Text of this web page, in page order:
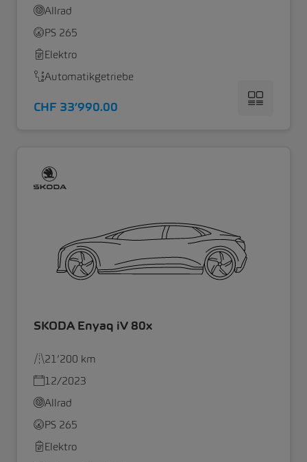
Allrad
PS 265
Elektro
Automatikgetriebe
CHF 33’990.00
SKODA Enyaq iV 80x
21’200 km
12/2023
Allrad
PS 265
Elektro